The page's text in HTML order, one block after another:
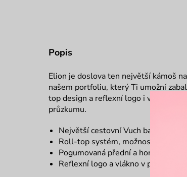
Popis
Elion je doslova ten největší kámoš
našem portfoliu, který Ti umožní
top design a reflexní logo i vlákno Tě
průzkumu.
Největší cestovní Vuch batoh
Roll-top systém, možnost
Pogumovaná přední a horní část
Reflexní logo a vlákno v přední